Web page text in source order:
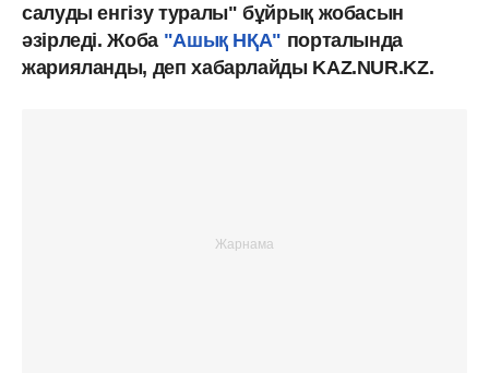
салуды енгізу туралы" бұйрық жобасын
әзірледі. Жоба"Ашық НҚА" порталында
жарияланды, деп хабарлайды KAZ.NUR.KZ.